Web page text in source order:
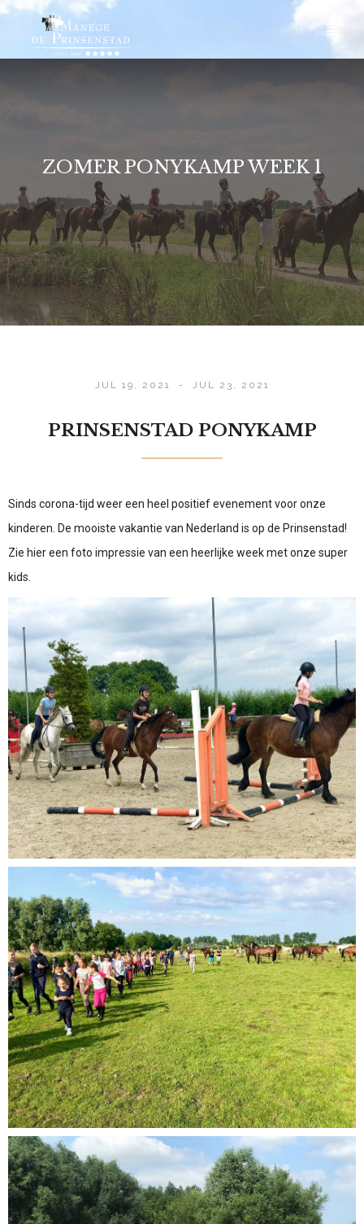
ZOMER PONYKAMP WEEK 1
JUL 19, 2021 - JUL 23, 2021
PRINSENSTAD PONYKAMP
Sinds corona-tijd weer een heel positief evenement voor onze
kinderen. De mooiste vakantie van Nederland is op de Prinsenstad!
Zie hier een foto impressie van een heerlijke week met onze super
kids.